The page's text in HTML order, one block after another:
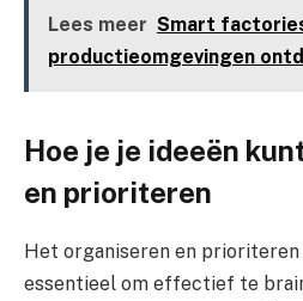
Lees meer Smart
productieomgevingen
Hoe je je ideeën
en prioriteren
Het organiseren en prioriteren
essentieel om effectief te